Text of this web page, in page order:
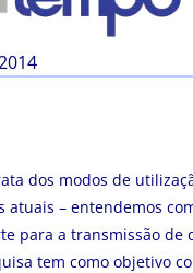
dos modos de
atuais – entendemos
para a transmissão de
tem como objetivo